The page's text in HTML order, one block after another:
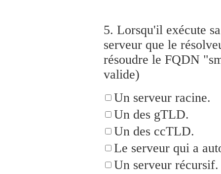
5. Lorsqu'il exécute
serveur que le
résoudre le FQDN
valide)
Un serveur racine.
Un des gTLD.
Un des ccTLD.
Le serveur qui a
Un serveur récursif.